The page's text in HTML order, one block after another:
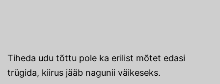
Tiheda udu tõttu pole ka erilist mõtet edasi
trügida, kiirus jääb nagunii väikeseks.